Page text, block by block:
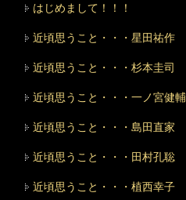
はじめまして！！！
近頃思うこと・・・星田祐作
近頃思うこと・・・杉本圭司
近頃思うこと・・・一ノ宮健輔
近頃思うこと・・・島田直家
近頃思うこと・・・田村孔聡
近頃思うこと・・・植西幸子